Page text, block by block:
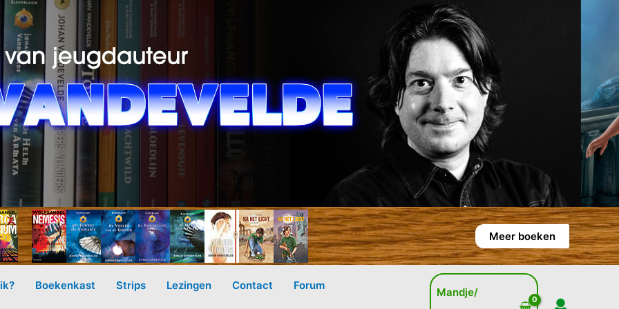
Meer boeken
Boekenkast Strips Lezingen Contact Forum
Mandje/